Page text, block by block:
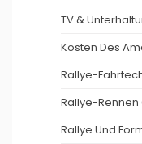
TV &
Kosten Des
Rallye-
Rallye-
Rallye Und